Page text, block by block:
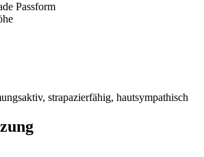
Passform
strapazierfähig, hautsympathisch